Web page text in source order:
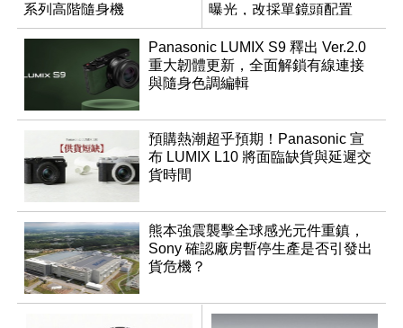
系列高階隨身機
曝光，改採單鏡頭配置
Panasonic LUMIX S9 釋出 Ver.2.0
重大韌體更新，全面解鎖有線連接
與隨身色調編輯
預購熱潮超乎預期！Panasonic 宣
布 LUMIX L10 將面臨缺貨與延遲交
貨時間
熊本強震襲擊全球感光元件重鎮，
Sony 確認廠房暫停生產是否引發出
貨危機？